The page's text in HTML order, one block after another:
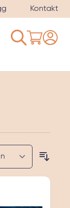
Kontakt
för sömn
Kundvagn